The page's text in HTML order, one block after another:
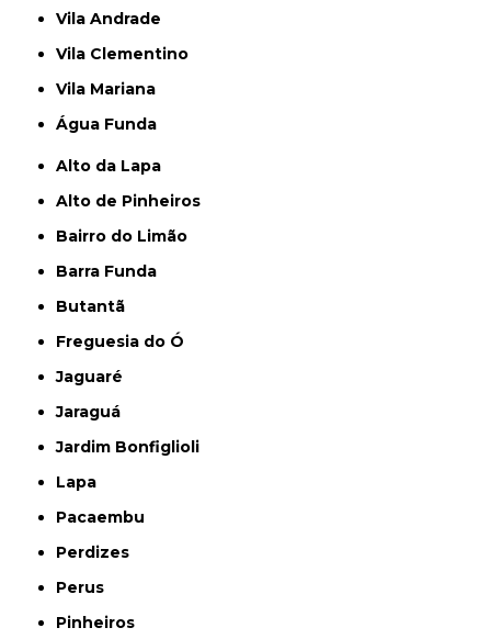
Vila Andrade
Vila Clementino
Vila Mariana
Água Funda
Alto da Lapa
Alto de Pinheiros
Bairro do Limão
Barra Funda
Butantã
Freguesia do Ó
Jaguaré
Jaraguá
Jardim Bonfiglioli
Lapa
Pacaembu
Perdizes
Perus
Pinheiros